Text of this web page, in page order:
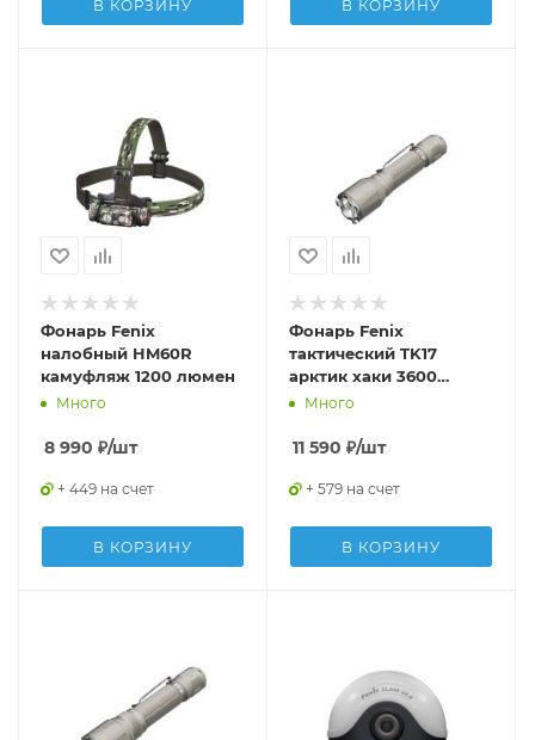
В КОРЗИНУ В КОРЗИНУ
Фонарь Fenix
налобный HM60R
камуфляж 1200 люмен
Много
8 990 ₽/шт
+ 449 на счет
В КОРЗИНУ
Фонарь Fenix
тактический TK17
арктик хаки 3600
люмен
Много
11 590 ₽/шт
+ 579 на счет
В КОРЗИНУ